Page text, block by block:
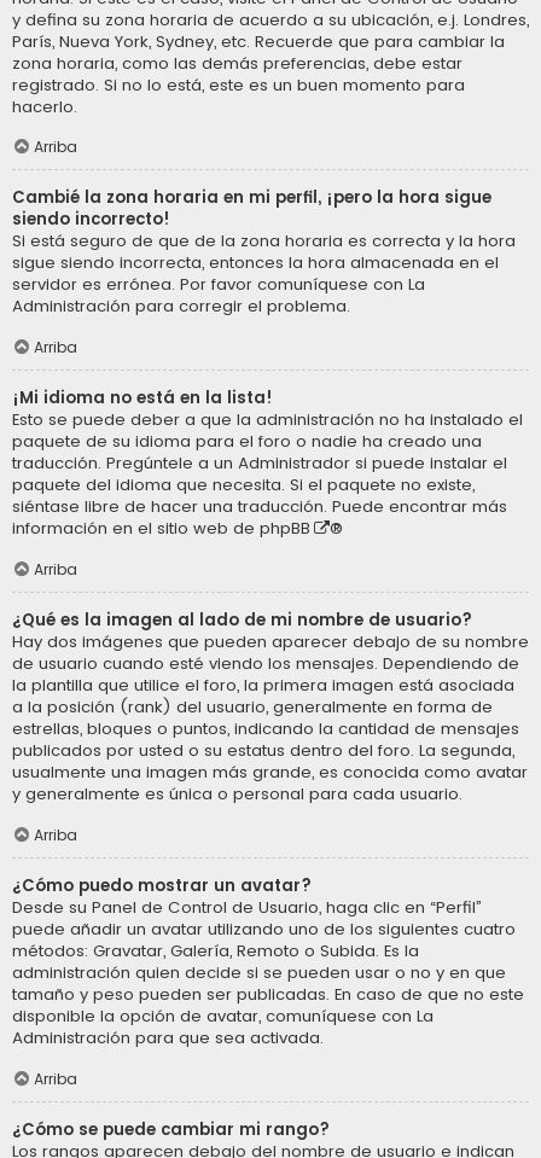
y defina su zona horaria de acuerdo a su ubicación, e.j. Londres,
París, Nueva York, Sydney, etc. Recuerde que para cambiar la
zona horaria, como las demás preferencias, debe estar
registrado. Si no lo está, este es un buen momento para
hacerlo.
Arriba
Cambié la zona horaria en mi perfil, ¡pero la hora sigue
siendo incorrecto!
Si está seguro de que de la zona horaria es correcta y la hora
sigue siendo incorrecta, entonces la hora almacenada en el
servidor es errónea. Por favor comuníquese con La
Administración para corregir el problema.
Arriba
¡Mi idioma no está en la lista!
Esto se puede deber a que la administración no ha instalado el
paquete de su idioma para el foro o nadie ha creado una
traducción. Pregúntele a un Administrador si puede instalar el
paquete del idioma que necesita. Si el paquete no existe,
siéntase libre de hacer una traducción. Puede encontrar más
información en el sitio web de phpBB ®
Arriba
¿Qué es la imagen al lado de mi nombre de usuario?
Hay dos imágenes que pueden aparecer debajo de su nombre
de usuario cuando esté viendo los mensajes. Dependiendo de
la plantilla que utilice el foro, la primera imagen está asociada
a la posición (rank) del usuario, generalmente en forma de
estrellas, bloques o puntos, indicando la cantidad de mensajes
publicados por usted o su estatus dentro del foro. La segunda,
usualmente una imagen más grande, es conocida como avatar
y generalmente es única o personal para cada usuario.
Arriba
¿Cómo puedo mostrar un avatar?
Desde su Panel de Control de Usuario, haga clic en “Perfil”
puede añadir un avatar utilizando uno de los siguientes cuatro
métodos: Gravatar, Galería, Remoto o Subida. Es la
administración quien decide si se pueden usar o no y en que
tamaño y peso pueden ser publicadas. En caso de que no este
disponible la opción de avatar, comuníquese con La
Administración para que sea activada.
Arriba
¿Cómo se puede cambiar mi rango?
Los rangos aparecen debajo del nombre de usuario e indican